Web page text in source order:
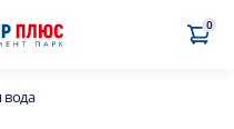
0
вода